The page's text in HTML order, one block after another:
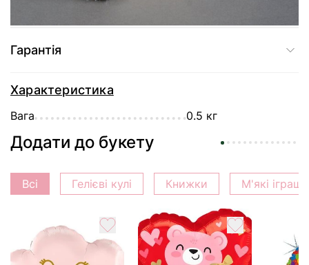
Гарантія
Характеристика
Вага 0.5 кг
Додати до букету
Всі Гелієві кулі Книжки М'які